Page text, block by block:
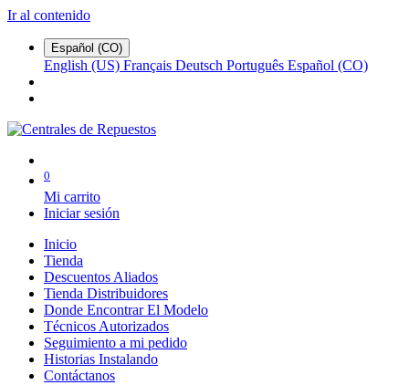
Ir al contenido
Español (CO)
English (US) Français Deutsch Português Español (CO)
0
Mi carrito
Iniciar sesión
Inicio
Tienda
Descuentos Aliados
Tienda Distribuidores
Donde Encontrar El Modelo
Técnicos Autorizados
Seguimiento a mi pedido
Historias Instalando
Contáctanos